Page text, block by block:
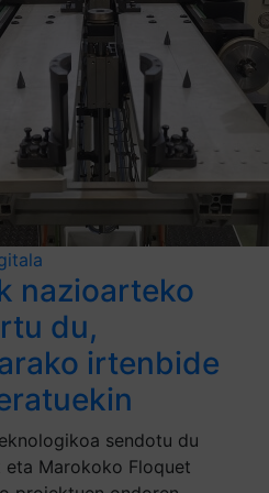
nazioarteko
du,
irtenbide
sendotu du
Marokoko Floquet